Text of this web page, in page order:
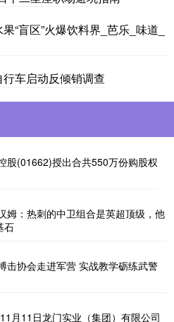
“盲区”火爆饮料界_芭乐_味道_
车启动反倾销调查
股(01662)授出合共550万份购股权
姆：热刺的中卫组合是英超顶级，他
石
击协会走进军营 实战教学砺练武警
月11日龙门实业（集团）有限公司